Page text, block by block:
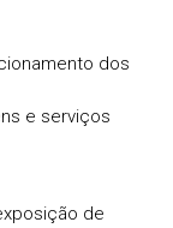
dos
e serviços
de